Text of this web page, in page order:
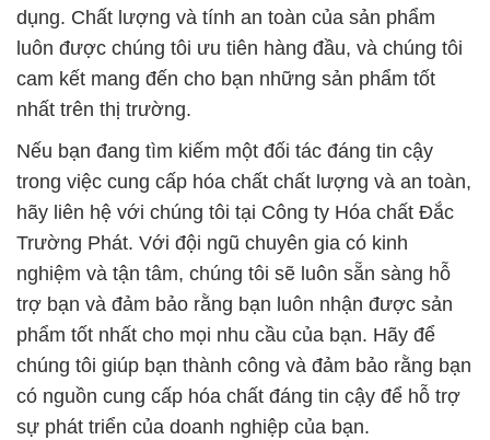
dụng. Chất lượng và tính an toàn của sản phẩm
luôn được chúng tôi ưu tiên hàng đầu, và chúng tôi
cam kết mang đến cho bạn những sản phẩm tốt
nhất trên thị trường.
Nếu bạn đang tìm kiếm một đối tác đáng tin cậy
trong việc cung cấp hóa chất chất lượng và an toàn,
hãy liên hệ với chúng tôi tại Công ty Hóa chất Đắc
Trường Phát. Với đội ngũ chuyên gia có kinh
nghiệm và tận tâm, chúng tôi sẽ luôn sẵn sàng hỗ
trợ bạn và đảm bảo rằng bạn luôn nhận được sản
phẩm tốt nhất cho mọi nhu cầu của bạn. Hãy để
chúng tôi giúp bạn thành công và đảm bảo rằng bạn
có nguồn cung cấp hóa chất đáng tin cậy để hỗ trợ
sự phát triển của doanh nghiệp của bạn.